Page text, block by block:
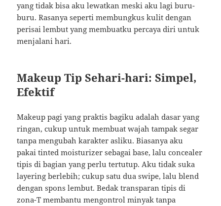
yang tidak bisa aku lewatkan meski aku lagi buru-
buru. Rasanya seperti membungkus kulit dengan
perisai lembut yang membuatku percaya diri untuk
menjalani hari.
Makeup Tip Sehari-hari: Simpel,
Efektif
Makeup pagi yang praktis bagiku adalah dasar yang
ringan, cukup untuk membuat wajah tampak segar
tanpa mengubah karakter asliku. Biasanya aku
pakai tinted moisturizer sebagai base, lalu concealer
tipis di bagian yang perlu tertutup. Aku tidak suka
layering berlebih; cukup satu dua swipe, lalu blend
dengan spons lembut. Bedak transparan tipis di
zona-T membantu mengontrol minyak tanpa